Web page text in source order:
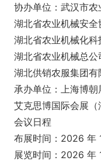
协办单位：武汉市
湖北省农业机械安全
湖北省农业机械化科
湖北省农业机械总公
湖北供销农服集团有
承办单位：上海博
艾克思博国际会展
会议日程
布展时间：2026
展览时间：2026